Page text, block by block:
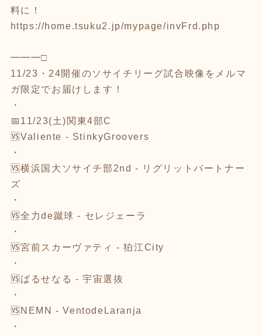
料に！
https://home.tsuku2.jp/mypage/invFrd.php
━━━□
11/23・24開催のソサイチリーグ試合映像をメルマ
ガ限定でお届けします！
・
📅11/23(土)関東4部C
🆚Valiente - StinkyGroovers
・
🆚横浜国大ソサイチ部2nd - リグリットパートナー
ズ
・
🆚全力de蹴球 - セレジェーラ
・
🆚宮前スカーヴァティ - 狛江City
・
🆚 ばるせなる - 宇宙選抜
・
🆚 NEMN - VentodeLaranja
・